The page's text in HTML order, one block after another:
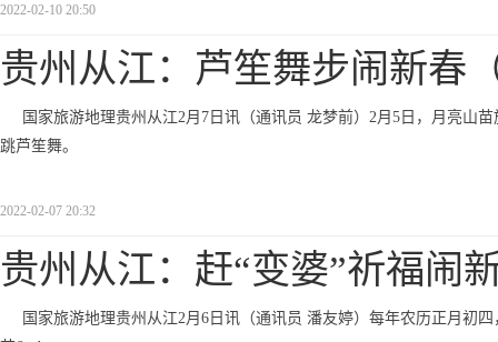
2022-02-10 20:50
贵州从江：芦笙舞步闹新春
国家旅游地理贵州从江2月7日讯（通讯员 龙梦前）2月5日，月亮山
跳芦笙舞。
2022-02-07 20:32
贵州从江：赶“变婆”祈福闹
国家旅游地理贵州从江2月6日讯（通讯员 潘友婷）每年农历正月初